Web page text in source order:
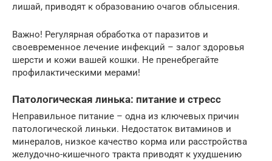
лишай, приводят к образованию очагов облысения.
Важно! Регулярная обработка от паразитов и
своевременное лечение инфекций – залог здоровья
шерсти и кожи вашей кошки. Не пренебрегайте
профилактическими мерами!
Патологическая линька: питание и стресс
Неправильное питание – одна из ключевых причин
патологической линьки. Недостаток витаминов и
минералов, низкое качество корма или расстройства
желудочно-кишечного тракта приводят к ухудшению